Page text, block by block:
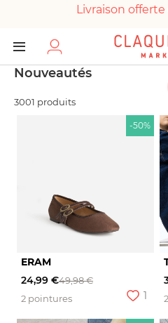
Livraison
Paiement
Chaussures
Nouveautés
3001 produits
-50%
ERAM
24,99 €49,98 €
2 pointures
1